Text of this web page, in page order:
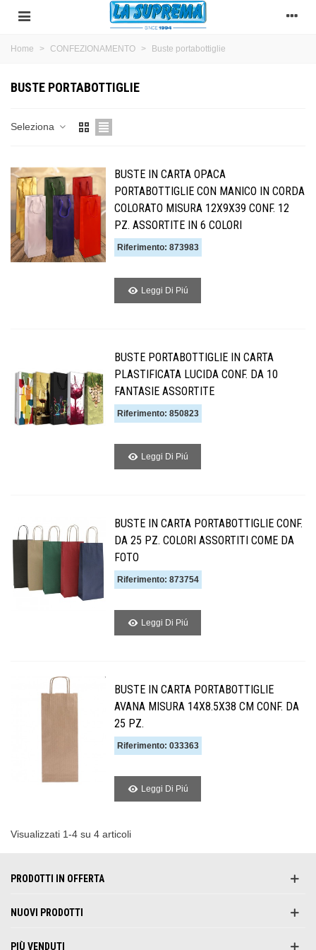
Home > CONFEZIONAMENTO > Buste portabottiglie
BUSTE PORTABOTTIGLIE
Seleziona
BUSTE IN CARTA OPACA
PORTABOTTIGLIE CON MANICO IN CORDA
COLORATO MISURA 12X9X39 CONF. 12
PZ. ASSORTITE IN 6 COLORI
Riferimento: 873983
Leggi Di Piú
BUSTE PORTABOTTIGLIE IN CARTA
PLASTIFICATA LUCIDA CONF. DA 10
FANTASIE ASSORTITE
Riferimento: 850823
Leggi Di Piú
BUSTE IN CARTA PORTABOTTIGLIE CONF.
DA 25 PZ. COLORI ASSORTITI COME DA
FOTO
Riferimento: 873754
Leggi Di Piú
BUSTE IN CARTA PORTABOTTIGLIE
AVANA MISURA 14X8.5X38 CM CONF. DA
25 PZ.
Riferimento: 033363
Leggi Di Piú
Visualizzati 1-4 su 4 articoli
PRODOTTI IN OFFERTA
NUOVI PRODOTTI
PIÙ VENDUTI